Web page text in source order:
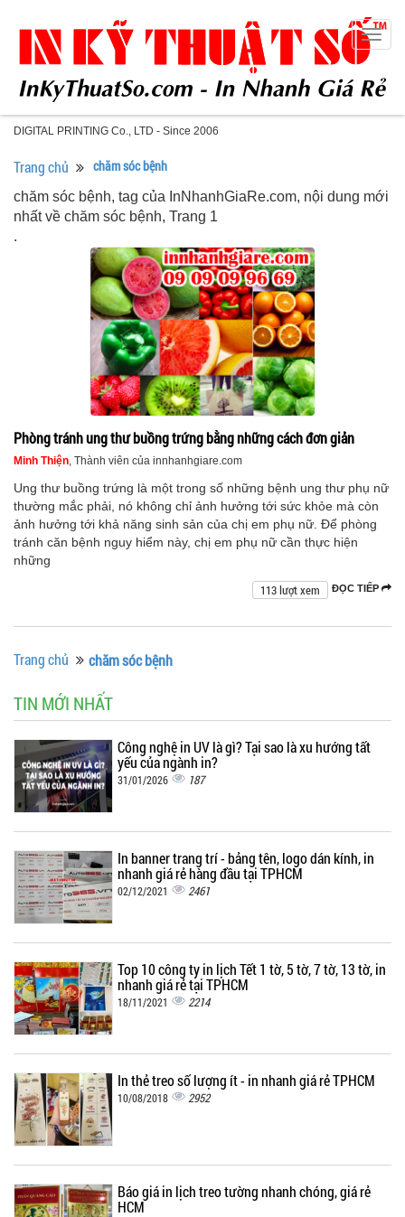
DIGITAL PRINTING Co., LTD - Since 2006
Trang chủ chăm sóc bệnh
chăm sóc bệnh, tag của InNhanhGiaRe.com, nội dung mới
nhất về chăm sóc bệnh, Trang 1
.
Phòng tránh ung thư buồng trứng bằng những cách đơn giản
Minh Thiện, Thành viên của innhanhgiare.com
Ung thư buồng trứng là một trong số những bệnh ung thư phụ nữ
thường mắc phải, nó không chỉ ảnh hưởng tới sức khỏe mà còn
ảnh hưởng tới khả năng sinh sản của chị em phụ nữ. Để phòng
tránh căn bệnh nguy hiểm này, chị em phụ nữ cần thực hiện
những
ĐỌC TIẾP
113 lượt xem
Trang chủ chăm sóc bệnh
TIN MỚI NHẤT
Công nghệ in UV là gì? Tại sao là xu hướng tất
yếu của ngành in?
31/01/2026 187
In banner trang trí - bảng tên, logo dán kính, in
nhanh giá rẻ hàng đầu tại TPHCM
02/12/2021 2461
Top 10 công ty in lịch Tết 1 tờ, 5 tờ, 7 tờ, 13 tờ, in
nhanh giá rẻ tại TPHCM
18/11/2021 2214
In thẻ treo số lượng ít - in nhanh giá rẻ TPHCM
10/08/2018 2952
Báo giá in lịch treo tường nhanh chóng, giá rẻ
HCM